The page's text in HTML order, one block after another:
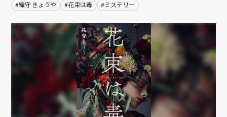
#織守 きょうや #花束は毒 #ミステリー